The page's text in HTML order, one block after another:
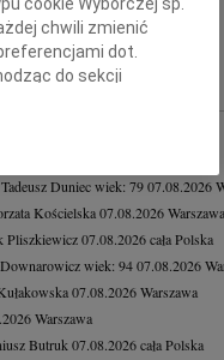
Piotrowicz 07.08.2026Warszawa
żalem zawiadamiamy, że 1...
Duniecwiek: 7907.08.2026
Kościelska07.08.2026Warszawa
Pliszkiewicz07.08.2026cała Polska
wiek: 9407.08.2026
07.08.2026Warszawa
Warszawa
Butruk 07.08.2026cała Polska
cookie Wyborczej sp.
chwili zmienić
dot.
do sekcji
przeglądarki.
identyfikacji.
pomiar reklam i